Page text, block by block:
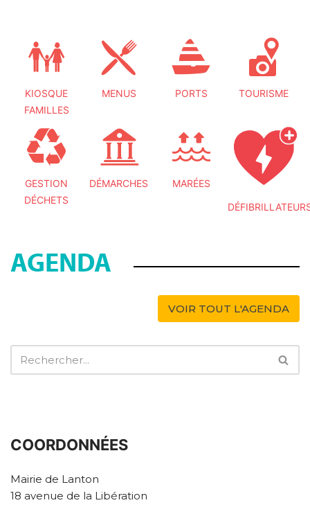
KIOSQUE
FAMILLES
MENUS PORTS TOURISME
GESTION
DÉCHETS
DÉMARCHES MARÉES
AGENDA
VOIR TOUT L'AGENDA
COORDONNÉES
Mairie de Lanton
18 avenue de la Libération